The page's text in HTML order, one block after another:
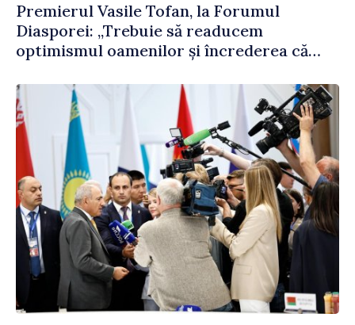
Premierul Vasile Tofan, la Forumul
Diasporei: „Trebuie să readucem
optimismul oamenilor și încrederea că
corectă”